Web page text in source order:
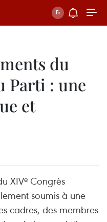
du
Parti : une
et
XIVᵉ Congrès
soumis à une
cadres, des membres